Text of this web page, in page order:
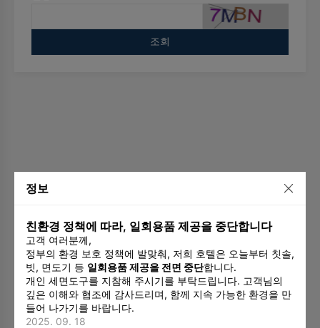
조회
정보
친환경 정책에 따라, 일회용품 제공을 중단합니다
고객 여러분께,
정부의 환경 보호 정책에 발맞춰, 저희 호텔은 오늘부터 칫솔,
빗, 면도기 등 일회용품 제공을 전면 중단합니다.
개인 세면도구를 지참해 주시기를 부탁드립니다. 고객님의
깊은 이해와 협조에 감사드리며, 함께 지속 가능한 환경을 만
들어 나가기를 바랍니다.
2025. 09. 18